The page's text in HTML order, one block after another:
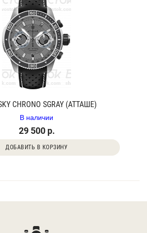
CHRONO SGRAY (АТТАШЕ)
В наличии
29 500 р.
ДОБАВИТЬ В КОРЗИНУ